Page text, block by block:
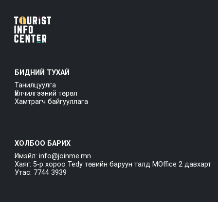
БИДНИЙ ТУХАЙ
Танилцуулга
Үйлчилгээний төрөл
Хамтрагч байгууллага
ХОЛБОО БАРИХ
Имэйл: info@joinme.mn
Хаяг: 5-р хороо Tedy төвийн баруун талд MOffice 2 давхарт
Утас: 7744 3939